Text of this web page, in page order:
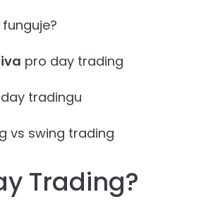
pro day trading
day tradingu
vs swing trading
Trading?